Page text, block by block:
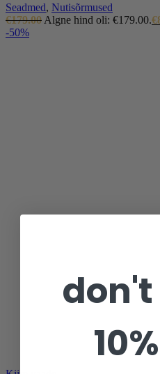
Seadmed, Nutisõrmused
€179.00 Algne hind oli: €179.00.€
-50%